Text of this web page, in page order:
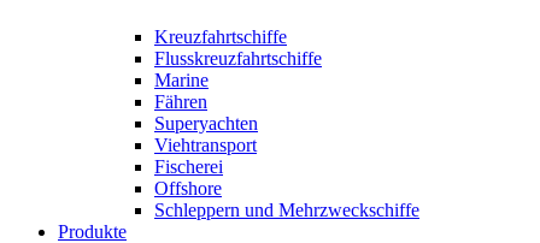
Kreuzfahrtschiffe
Flusskreuzfahrtschiffe
Marine
Fähren
Superyachten
Viehtransport
Fischerei
Offshore
Schleppern und Mehrzweckschiffe
Produkte